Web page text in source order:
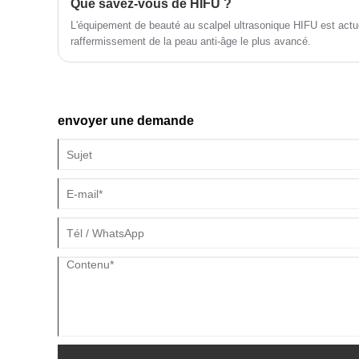
Que savez-vous de HIFU ?
L'équipement de beauté au scalpel ultrasonique HIFU est
raffermissement de la peau anti-âge le plus avancé.
envoyer une demande